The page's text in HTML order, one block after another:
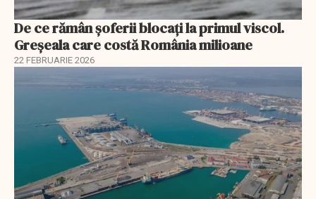
De ce rămân șoferii blocați la primul viscol.
Greșeala care costă România milioane
22 FEBRUARIE 2026